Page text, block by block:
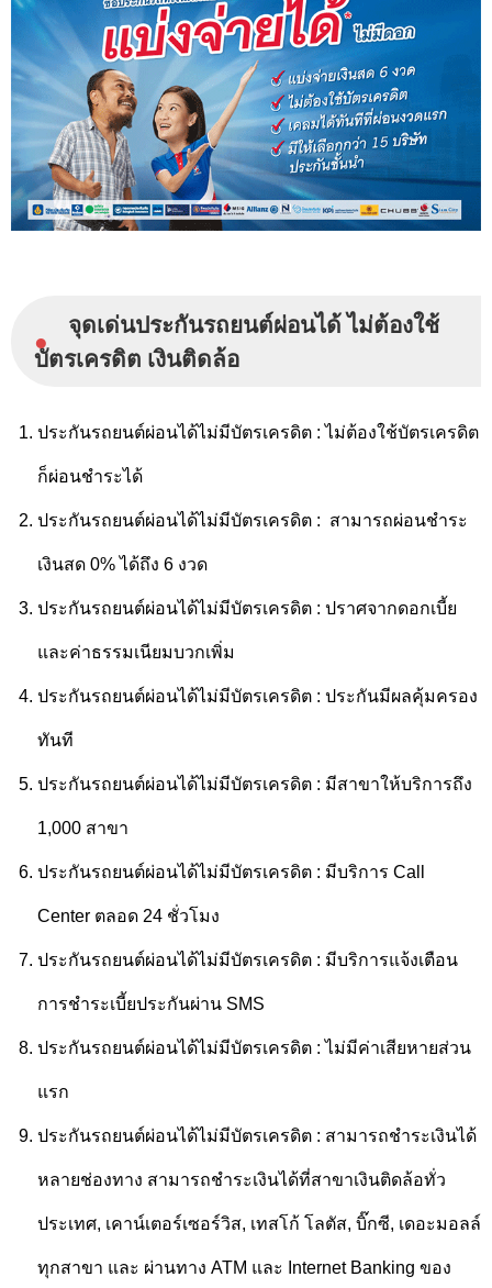
●
จุดเด่นประกันรถยนต์ผ่อนได้ ไม่ต้องใช้
บัตรเครดิต เงินติดล้อ
ประกันรถยนต์ผ่อนได้ไม่มีบัตรเครดิต : ไม่ต้องใช้บัตรเครดิต
ก็ผ่อนชำระได้
ประกันรถยนต์ผ่อนได้ไม่มีบัตรเครดิต : สามารถผ่อนชำระ
เงินสด 0% ได้ถึง 6 งวด
ประกันรถยนต์ผ่อนได้ไม่มีบัตรเครดิต : ปราศจากดอกเบี้ย
และค่าธรรมเนียมบวกเพิ่ม
ประกันรถยนต์ผ่อนได้ไม่มีบัตรเครดิต : ประกันมีผลคุ้มครอง
ทันที
ประกันรถยนต์ผ่อนได้ไม่มีบัตรเครดิต : มีสาขาให้บริการถึง
1,000 สาขา
ประกันรถยนต์ผ่อนได้ไม่มีบัตรเครดิต : มีบริการ Call
Center ตลอด 24 ชั่วโมง
ประกันรถยนต์ผ่อนได้ไม่มีบัตรเครดิต : มีบริการแจ้งเตือน
การชำระเบี้ยประกันผ่าน SMS
ประกันรถยนต์ผ่อนได้ไม่มีบัตรเครดิต : ไม่มีค่าเสียหายส่วน
แรก
ประกันรถยนต์ผ่อนได้ไม่มีบัตรเครดิต : สามารถชำระเงินได้
หลายช่องทาง สามารถชำระเงินได้ที่สาขาเงินติดล้อทั่ว
ประเทศ, เคาน์เตอร์เซอร์วิส, เทสโก้ โลตัส, บิ๊กซี, เดอะมอลล์
ทุกสาขา และ ผ่านทาง ATM และ Internet Banking ของ